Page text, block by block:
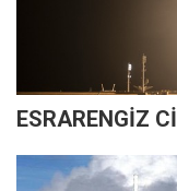
ESRARENGİZ